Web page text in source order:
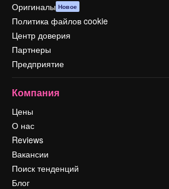
Оригиналы Новое
Политика файлов cookie
Центр доверия
Партнеры
Предприятие
Компания
Цены
О нас
Reviews
Вакансии
Поиск тенденций
Блог